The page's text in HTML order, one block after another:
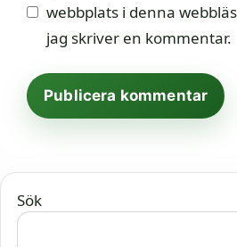
webbplats i denna
jag skriver en kommentar.
Sök